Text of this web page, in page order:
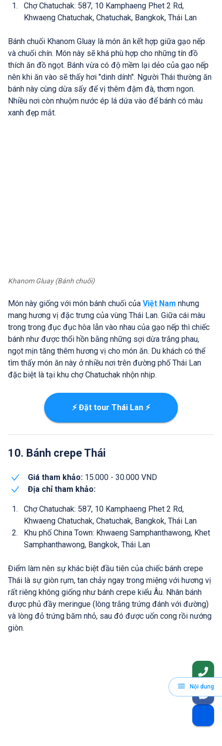
Chợ Chatuchak: 587, 10 Kamphaeng Phet 2 Rd,
Khwaeng Chatuchak, Chatuchak, Bangkok, Thái Lan
Bánh chuối Khanom Gluay là món ăn kết hợp giữa gạo nếp
và chuối chín. Món này sẽ khá phù hợp cho những tín đồ
thích ăn đồ ngọt. Bánh vừa có độ mềm lại dẻo của gạo nếp
nên khi ăn vào sẽ thấy hơi "dinh dính". Người Thái thường ăn
bánh này cùng dừa sấy để vị thêm đậm đà, thơm ngon.
Nhiều nơi còn nhuộm nước ép lá dứa vào để bánh có màu
xanh đẹp mắt.
Khanom Gluay (Bánh chuối)
Món này giống với món bánh chuối của Việt Nam nhưng
mang hương vị đặc trưng của vùng Thái Lan. Giữa cái màu
trong trong đục đục hòa lẫn vào nhau của gạo nếp thì chiếc
bánh như được thổi hồn bằng những sợi dừa trắng phau,
ngọt mịn tăng thêm hương vị cho món ăn. Du khách có thể
tìm thấy món ăn này ở nhiều nơi trên đường phố Thái Lan
đặc biệt là tại khu chợ Chatuchak nhộn nhịp.
⚡ Đặt tour Thái Lan ⚡
10. Bánh crepe Thái
Giá tham khảo: 15.000 - 30.000 VND
Địa chỉ tham khảo:
Chợ Chatuchak: 587, 10 Kamphaeng Phet 2 Rd,
Khwaeng Chatuchak, Chatuchak, Bangkok, Thái Lan
Khu phố China Town: Khwaeng Samphanthawong, Khet
Samphanthawong, Bangkok, Thái Lan
Điểm làm nên sự khác biệt đầu tiên của chiếc bánh crepe
Thái là sự giòn rụm, tan chảy ngay trong miệng với hương vị
rất riêng không giống như bánh crepe kiểu Âu. Nhân bánh
được phủ đầy meringue (lòng trắng trứng đánh với đường)
và lòng đỏ trứng băm nhỏ, sau đó được uốn cong rồi nướng
giòn.
Nội dung